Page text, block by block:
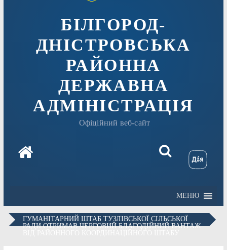
БІЛГОРОД-
ДНІСТРОВСЬКА
РАЙОННА
ДЕРЖАВНА
АДМІНІСТРАЦІЯ
Офіційний веб-сайт
МЕНЮ
ГУМАНІТАРНИЙ ШТАБ ТУЗЛІВСЬКОЇ СІЛЬСЬКОЇ
РАДИ ОТРИМАВ ЧЕРГОВИЙ БЛАГОДІЙНИЙ ВАНТАЖ